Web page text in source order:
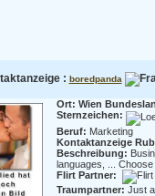
: boredpanda
Ort: Wien
Sternzeichen:
Beruf: Marketing
Kontaktanzeige
Beschreibung:
languages, ...
Flirt Partner:
Traumpartner: Just